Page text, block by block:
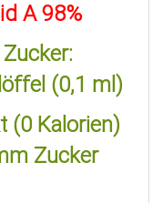
A 98%
Zucker:
(0,1 ml)
(0 Kalorien)
Zucker